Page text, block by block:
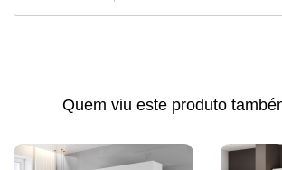
Quem viu este produto